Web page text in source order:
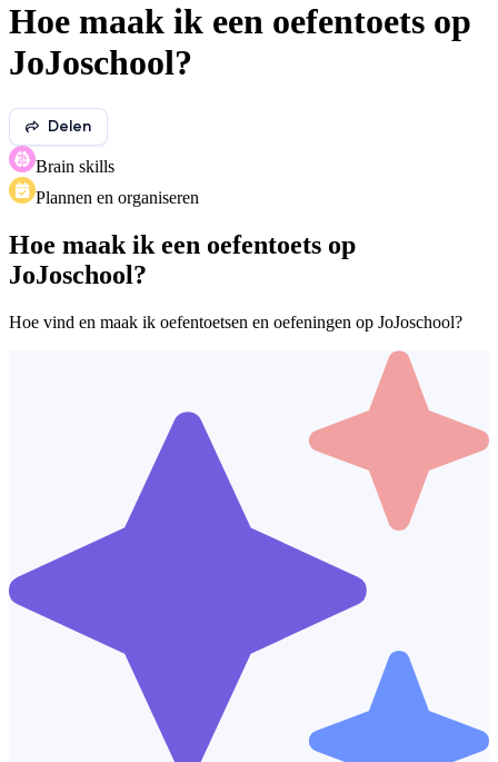
Hoe maak ik een oefentoets op
JoJoschool?
Delen
Brain skills
Plannen en organiseren
Hoe maak ik een oefentoets op
JoJoschool?
Hoe vind en maak ik oefentoetsen en oefeningen op JoJoschool?